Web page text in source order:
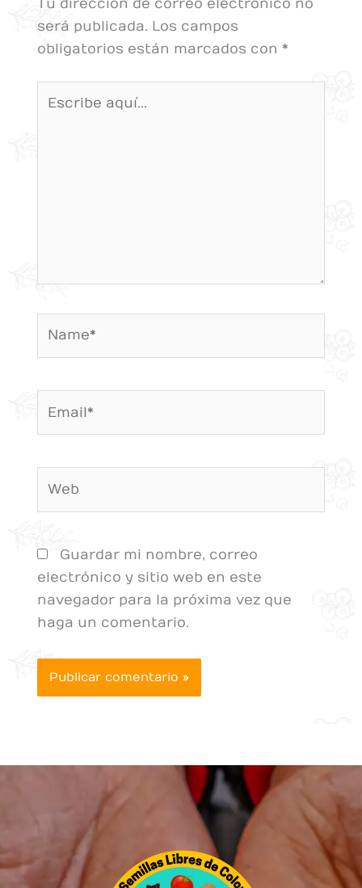
Tu dirección de correo electrónico no
será publicada. Los campos
obligatorios están marcados con *
Guardar mi nombre, correo
electrónico y sitio web en este
navegador para la próxima vez que
haga un comentario.